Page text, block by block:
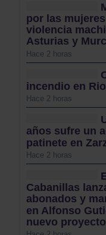
por las
violencia
Asturias y
Hace 2 horas
incendio en
Hace 2 horas
años sufre un
patinete en
Hace 2 horas
Cabanillas
abonados y
en Alfonso
nuevo proyecto